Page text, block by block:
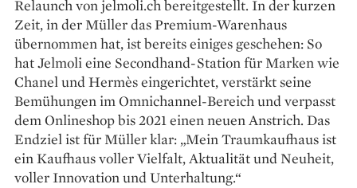
Relaunch von jelmoli.ch bereitgestellt. In der kurzen
Zeit, in der Müller das Premium-Warenhaus
übernommen hat, ist bereits einiges geschehen: So
hat Jelmoli eine Secondhand-Station für Marken wie
Chanel und Hermès eingerichtet, verstärkt seine
Bemühungen im Omnichannel-Bereich und verpasst
dem Onlineshop bis 2021 einen neuen Anstrich. Das
Endziel ist für Müller klar: „Mein Traumkaufhaus ist
ein Kaufhaus voller Vielfalt, Aktualität und Neuheit,
voller Inno­vation und Unterhaltung.“